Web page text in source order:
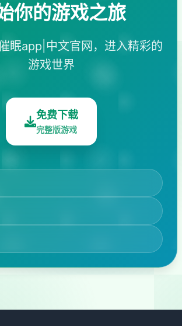
你的游戏之旅
眠app|中文官网，进入精彩的
游戏世界
免费下载
完整版游戏